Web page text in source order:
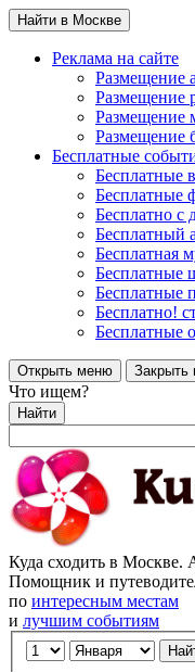
Найти в Москве
Реклама на сайте
Размещение
Размещение
Размещение
Размещение
Бесплатные
Бесплатные
Бесплатные
Бесплатно с
Бесплатный
Бесплатная
Бесплатные
Бесплатные
Бесплатно!
Бесплатные
Открыть меню Закрыть
Что ищем?
Найти
Куда сходить в Москве.
Помощник и
по интересным местам
и лучшим событиям